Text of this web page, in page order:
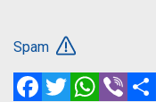
Spam
FacebookTwitterWhatsApp
Viber